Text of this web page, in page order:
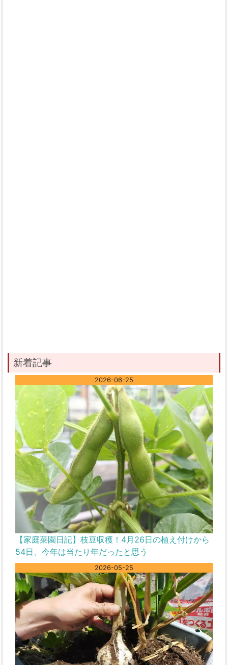
新着記事
2026-06-25
【家庭菜園日記】枝豆収穫！4月26日の植え付けから
54日、今年は当たり年だったと思う
2026-05-25